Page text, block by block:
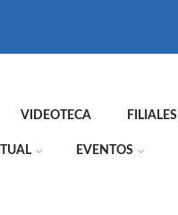
VIDEOTECA FILIALES
EVENTOS